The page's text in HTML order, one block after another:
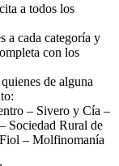
a todos los
a cada categoría y
con los
de alguna
– Sivero y Cía –
Sociedad Rural de
– Molfinomanía